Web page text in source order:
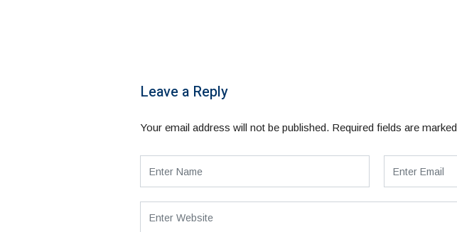
Leave a Reply
Your email address will not be published. Required fields are marked